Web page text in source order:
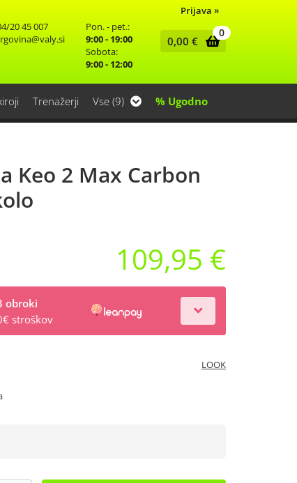
Prijava »
20 45 007
valy.si
Pon. - pet.:
9:00 - 19:00
Sobota:
9:00 - 12:00
0
0,00 €
Trenažerji Vse (9) % Ugodno
Keo 2 Max Carbon
109,95 €
obroki
stroškov
LOOK